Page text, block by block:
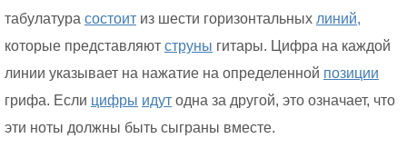
табулатура состоит из шести горизонтальных линий,
которые представляют струны гитары. Цифра на каждой
линии указывает на нажатие на определенной позиции
грифа. Если цифры идут одна за другой, это означает, что
эти ноты должны быть сыграны вместе.